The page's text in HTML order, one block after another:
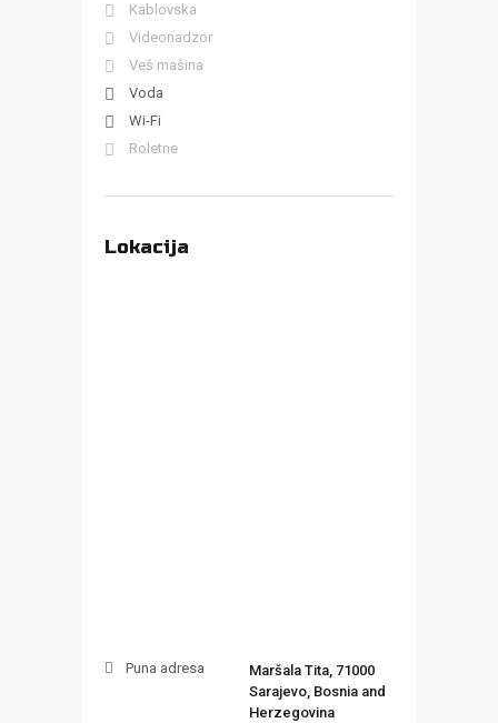
Kablovska
Videonadzor
Veš mašina
Voda
Wi-Fi
Roletne
Lokacija
Puna adresa
Maršala Tita, 71000
Sarajevo, Bosnia and
Herzegovina